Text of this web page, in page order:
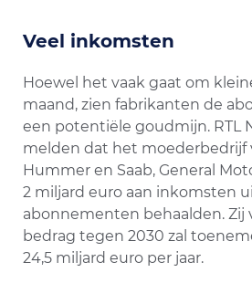
Veel inkomsten
Hoewel het vaak gaat om
maand, zien fabrikanten de
een potentiële goudmijn. RTL
melden dat het moederbedrijf
Hummer en Saab, General
2 miljard euro aan inkomsten
abonnementen behaalden. Zij
bedrag tegen 2030 zal
24,5 miljard euro per jaar.